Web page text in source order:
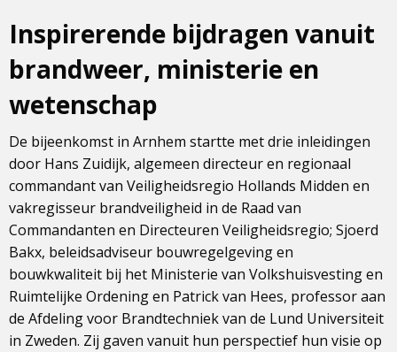
Inspirerende bijdragen vanuit
brandweer, ministerie en
wetenschap
De bijeenkomst in Arnhem startte met drie inleidingen
door Hans Zuidijk, algemeen directeur en regionaal
commandant van Veiligheidsregio Hollands Midden en
vakregisseur brandveiligheid in de Raad van
Commandanten en Directeuren Veiligheidsregio; Sjoerd
Bakx, beleidsadviseur bouwregelgeving en
bouwkwaliteit bij het Ministerie van Volkshuisvesting en
Ruimtelijke Ordening en Patrick van Hees, professor aan
de Afdeling voor Brandtechniek van de Lund Universiteit
in Zweden. Zij gaven vanuit hun perspectief hun visie op